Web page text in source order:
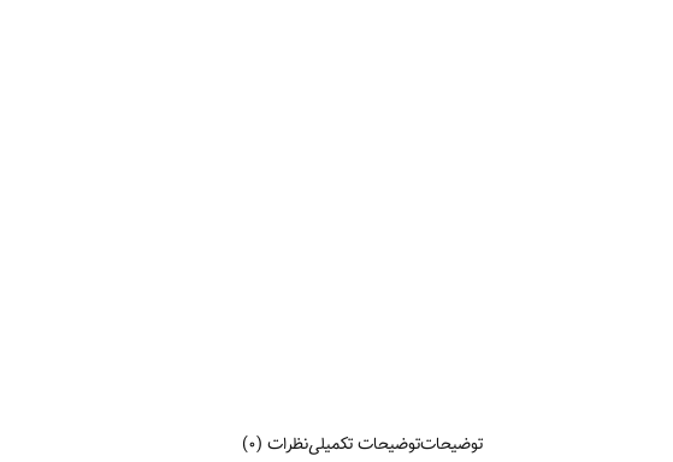
توضیحاتتوضیحات تکمیلینظرات (0)